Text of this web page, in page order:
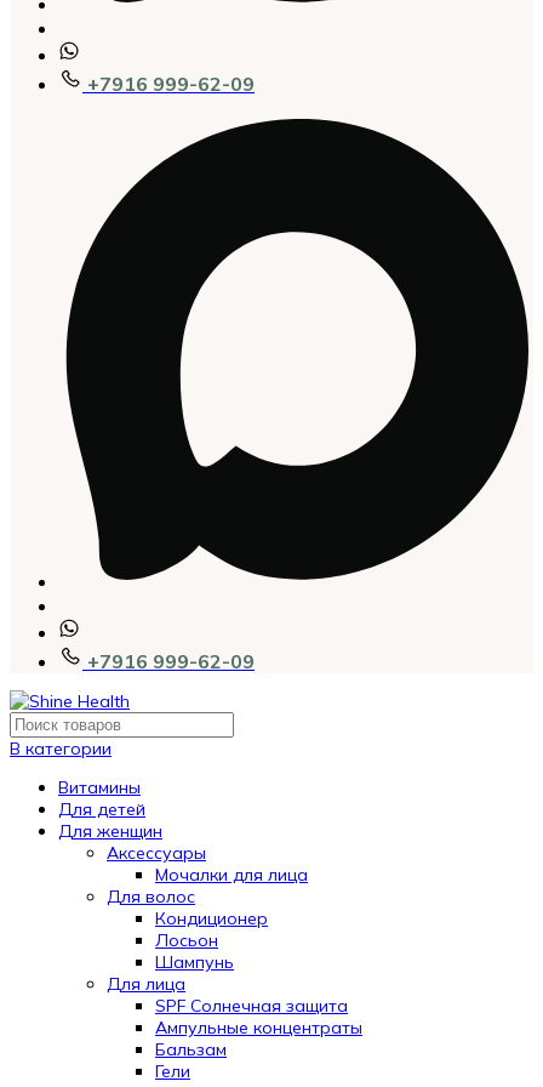
+7916 999-62-09
+7916 999-62-09
В категории
Витамины
Для детей
Для женщин
Аксессуары
Мочалки для лица
Для волос
Кондиционер
Лосьон
Шампунь
Для лица
SPF Солнечная защита
Ампульные концентраты
Бальзам
Гели